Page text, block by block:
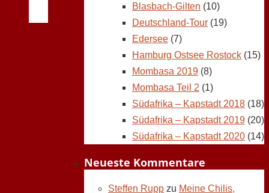
Blasbach-Gilten (10)
Deutschland-Tour (19)
Edersee (7)
Hamburg Ostsee Rostock (15)
Mombasa 2019 (8)
Mombasa Teil 2 (1)
Südafrika – Kapstadt 2018 (18)
Südafrika – Kapstadt 2019 (20)
Südafrika – Kapstadt 2020 (14)
Neueste Kommentare
Steffen Rupp zu Meine Chilis,